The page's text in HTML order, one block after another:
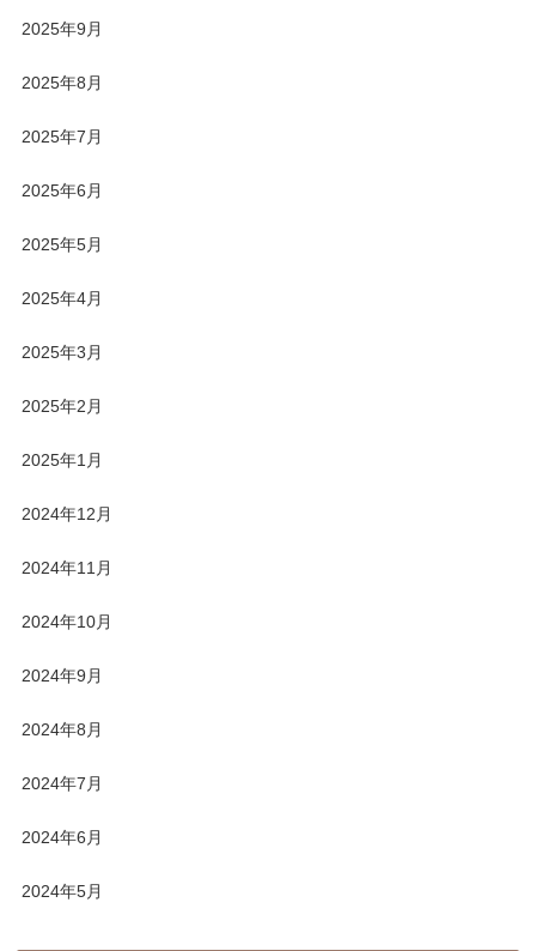
2025年9月
2025年8月
2025年7月
2025年6月
2025年5月
2025年4月
2025年3月
2025年2月
2025年1月
2024年12月
2024年11月
2024年10月
2024年9月
2024年8月
2024年7月
2024年6月
2024年5月